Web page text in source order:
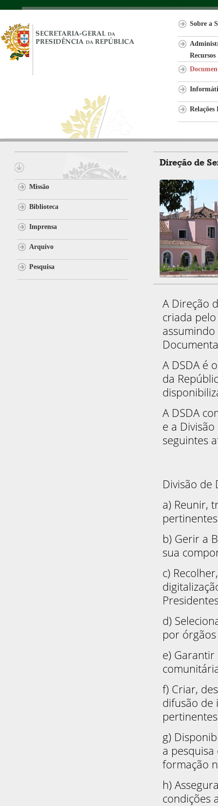
Sobre a
Relações
Missão
Biblioteca
Imprensa
Arquivo
Pesquisa
Direção de
A Direção
criada
A DSDA é
da
A DSDA
e a
seguintes
Divisão de
a) Reunir,
b) Gerir a
sua
c)
d)
por
e) Garantir
f) Criar,
difusão de
g)
a
formação
h)
condições